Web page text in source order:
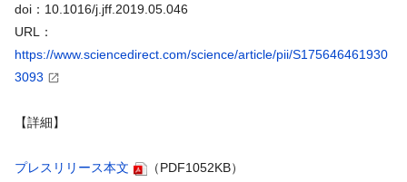
doi：10.1016/j.jff.2019.05.046
URL：
https://www.sciencedirect.com/science/article/pii/S175646461930
3093
【詳細】
プレスリリース本文 （PDF1052KB）